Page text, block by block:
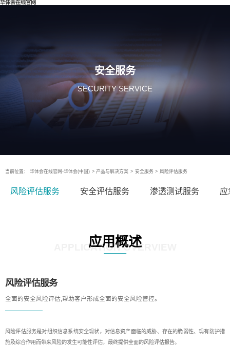
华体会在线官网
安全服务
SECURITY SERVICE
当前位置： 华体会在线官网-华体会(中国) > 产品与解决方案 > 安全服务 > 风险评估服务
风险评估服务 安全评估服务 渗透测试服务 应
应用概述
APPLICATION OVERVIEW
风险评估服务
全面的安全风险评估,帮助客户形成全面的安全风险管控。
风险评估服务是对组织信息系统安全现状，对信息资产面临的威胁、存在的脆弱性、现有防护措
施及综合作用而带来风险的发生可能性评估，最终提供全面的风险评估报告。